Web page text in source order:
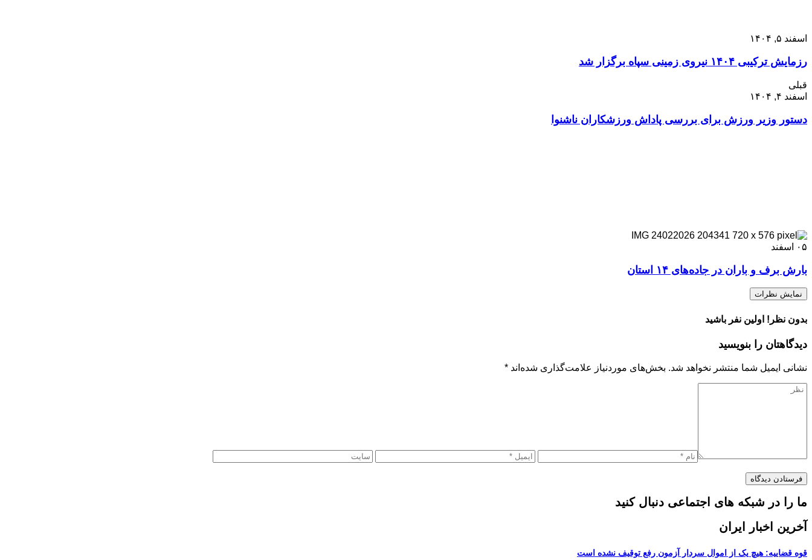
اسفند ۵, ۱۴۰۴
رزمایش ترکیبی ۱۴۰۴ نیروی زمینی سپاه برگزار شد
قبلی
اسفند ۴, ۱۴۰۴
دستور وزیر ورزش برای بررسی پاداش ورزشکاران ناشنوا
۰۵ اسفند
بارش برف و باران در جاده‌های ۱۴ استان
نمایش نظرات
بدون نظر! اولین نفر باشید
دیدگاهتان را بنویسید
نشانی ایمیل شما منتشر نخواهد شد. بخش‌های موردنیاز علامت‌گذاری شده‌اند *
ما را در شبکه های اجتماعی دنبال کنید
آخرین اخبار ایران
قوه قضاییه: هیچ یک از اموال سردار آزمون رفع توقیف نشده است